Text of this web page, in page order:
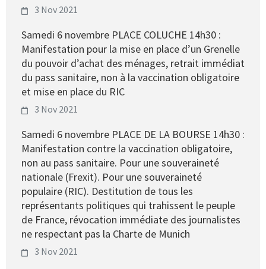
3 Nov 2021
Samedi 6 novembre PLACE COLUCHE 14h30 :
Manifestation pour la mise en place d’un Grenelle
du pouvoir d’achat des ménages, retrait immédiat
du pass sanitaire, non à la vaccination obligatoire
et mise en place du RIC
3 Nov 2021
Samedi 6 novembre PLACE DE LA BOURSE 14h30 :
Manifestation contre la vaccination obligatoire,
non au pass sanitaire. Pour une souveraineté
nationale (Frexit). Pour une souveraineté
populaire (RIC). Destitution de tous les
représentants politiques qui trahissent le peuple
de France, révocation immédiate des journalistes
ne respectant pas la Charte de Munich
3 Nov 2021